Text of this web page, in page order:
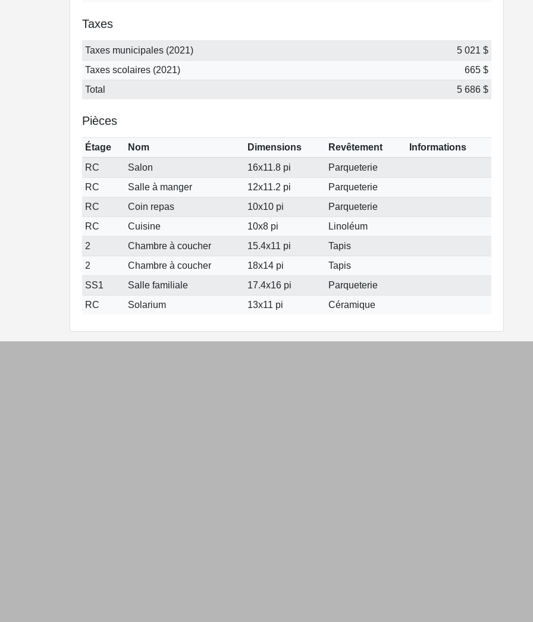
Taxes
Taxes municipales (2021)
5 021 $
Taxes scolaires (2021)
665 $
Total
5 686 $
Pièces
Étage Nom Dimensions Revêtement
Informations
RC
Salon 16x11.8 pi
Parqueterie
RC
Salle à manger 12x11.2 pi
Parqueterie
RC
Coin repas 10x10 pi
Parqueterie
RC
Cuisine 10x8 pi
Linoléum
2
Chambre à coucher 15.4x11 pi
Tapis
2
Chambre à coucher 18x14 pi
Tapis
SS1
Salle familiale 17.4x16 pi
Parqueterie
RC
Solarium 13x11 pi Céramique